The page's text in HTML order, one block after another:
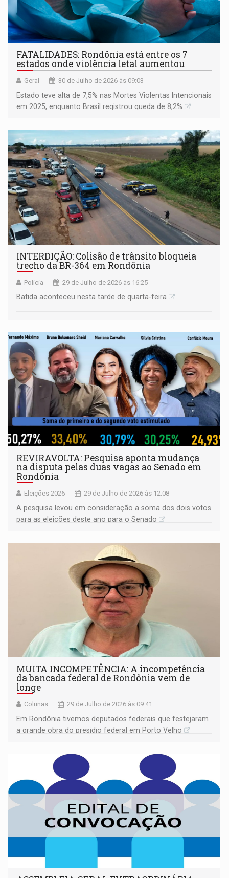
FATALIDADES: Rondônia está entre os 7
estados onde violência letal aumentou
Geral 30 de Julho de 2026 às 09:03
Estado teve alta de 7,5% nas Mortes Violentas Intencionais
em 2025, enquanto Brasil registrou queda de 8,2%
INTERDIÇÃO: Colisão de trânsito bloqueia
trecho da BR-364 em Rondônia
Polícia 29 de Julho de 2026 às 16:25
Batida aconteceu nesta tarde de quarta-feira
REVIRAVOLTA: Pesquisa aponta mudança
na disputa pelas duas vagas ao Senado em
Rondônia
Eleições 2026 29 de Julho de 2026 às 12:08
A pesquisa levou em consideração a soma dos dois votos
para as eleições deste ano para o Senado
MUITA INCOMPETÊNCIA: A incompetência
da bancada federal de Rondônia vem de
longe
Colunas 29 de Julho de 2026 às 09:41
Em Rondônia tivemos deputados federais que festejaram
a grande obra do presidio federal em Porto Velho